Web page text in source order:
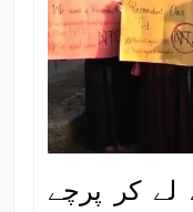
لے کر پرچے